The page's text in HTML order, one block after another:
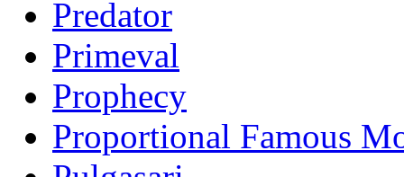
Predator
Primeval
Prophecy
Proportional Famous